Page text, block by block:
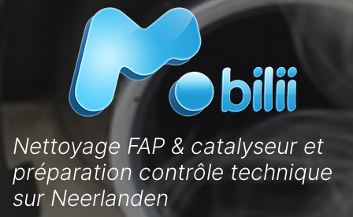
Nettoyage FAP & catalyseur et
préparation contrôle technique
sur Neerlanden